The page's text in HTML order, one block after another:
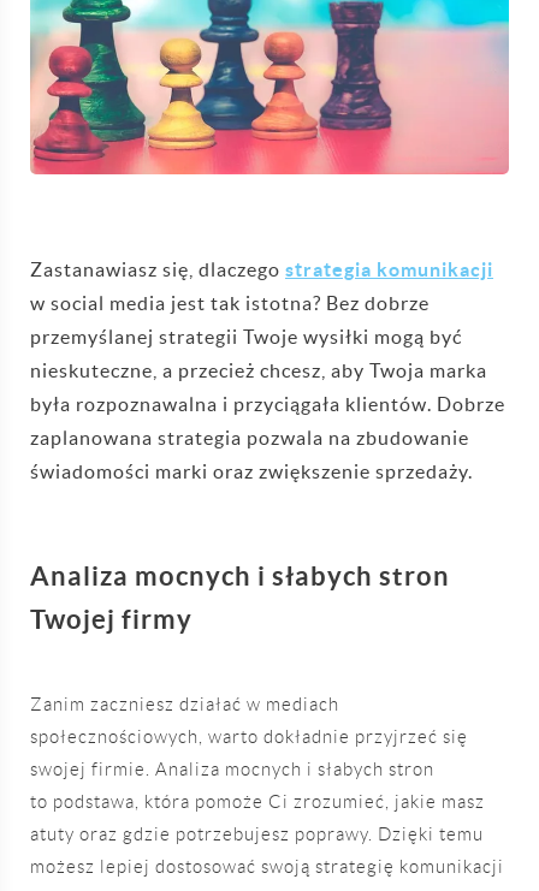
Zastanawiasz się, dlaczego strategia komunikacji
w social media jest tak istotna? Bez dobrze
przemyślanej strategii Twoje wysiłki mogą być
nieskuteczne, a przecież chcesz, aby Twoja marka
była rozpoznawalna i przyciągała klientów. Dobrze
zaplanowana strategia pozwala na zbudowanie
świadomości marki oraz zwiększenie sprzedaży.
Analiza mocnych i słabych stron
Twojej firmy
Zanim zaczniesz działać w mediach
społecznościowych, warto dokładnie przyjrzeć się
swojej firmie. Analiza mocnych i słabych stron
to podstawa, która pomoże Ci zrozumieć, jakie masz
atuty oraz gdzie potrzebujesz poprawy. Dzięki temu
możesz lepiej dostosować swoją strategię komunikacji